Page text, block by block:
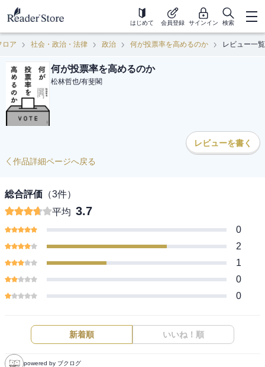
はじめて 会員登録 サインイン 検索
ロア 社会・政治・法律 政治 何が投票率を高めるのか レビュー一覧
何が投票率を高めるのか
松林哲也/有斐閣
レビューを書く
作品詳細ページへ戻る
総合評価 （3件）
平均 3.7
0
2
1
0
0
新着順 いいね！順
powered by ブクログ